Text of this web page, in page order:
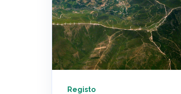
Registo